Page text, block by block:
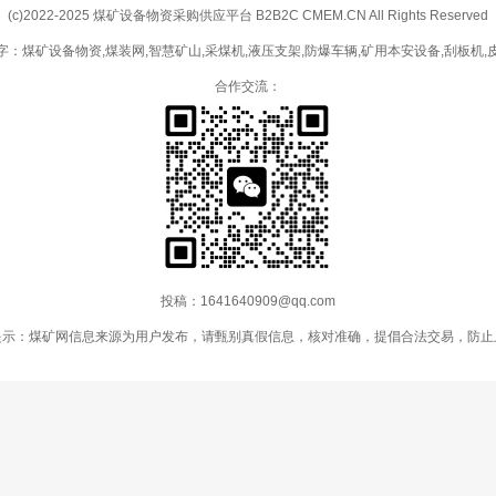
(c)2022-2025 煤矿设备物资采购供应平台 B2B2C CMEM.CN All Rights Reserved
：煤矿设备物资,煤装网,智慧矿山,采煤机,液压支架,防爆车辆,矿用本安设备,刮板机,
合作交流：
投稿：1641640909@qq.com
：煤矿网信息来源为用户发布，请甄别真假信息，核对准确，提倡合法交易，防止